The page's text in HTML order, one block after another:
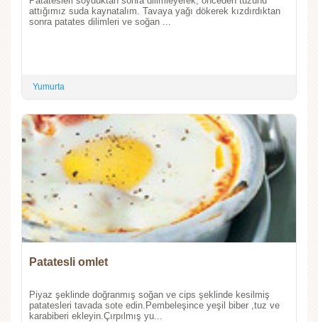
attığımız suda kaynatalım. Tavaya yağı dökerek kızdırdıktan
sonra patates dilimleri ve soğan ...
Yumurta
Patatesli omlet
Piyaz şeklinde doğranmış soğan ve cips şeklinde kesilmiş
patatesleri tavada sote edin.Pembeleşince yeşil biber ,tuz ve
karabiberi ekleyin.Çırpılmış yu...